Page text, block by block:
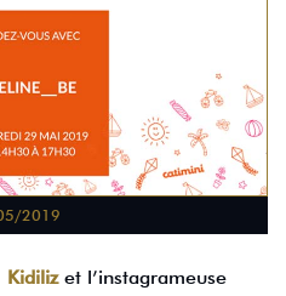
2019
Kidilizet l’instagrameuse